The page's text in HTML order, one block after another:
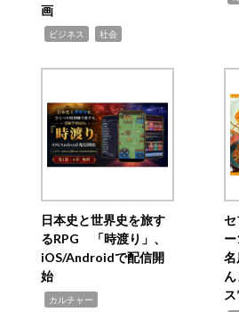
画
ビジネス 社会
日本史と世界史を旅す
るRPG 「時渡り」、
iOS/Androidで配信開
始
カルチャー
セ
名